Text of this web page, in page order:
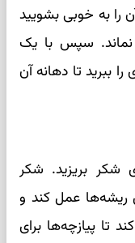
را به خوبی بشویید
نماند. سپس با یک
ببرید تا دهانه آن
غذاخوری شکر بریزید. شکر
ریشه‌ها عمل کند و
تا پیازچه‌ها برای